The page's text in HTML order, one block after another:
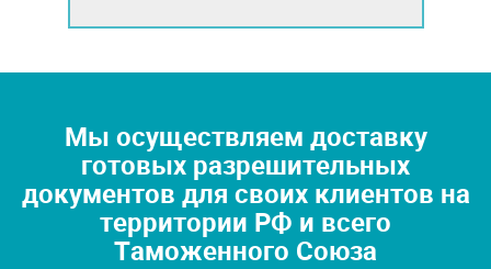
Мы осуществляем доставку
готовых разрешительных
документов для своих клиентов на
территории РФ и всего
Таможенного Союза